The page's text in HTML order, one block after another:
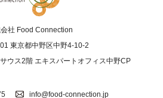
社 Food Connection
東京都中野区中野4-10-2
ウス2階 エキスパートオフィス中野CP
info@food-connection.jp